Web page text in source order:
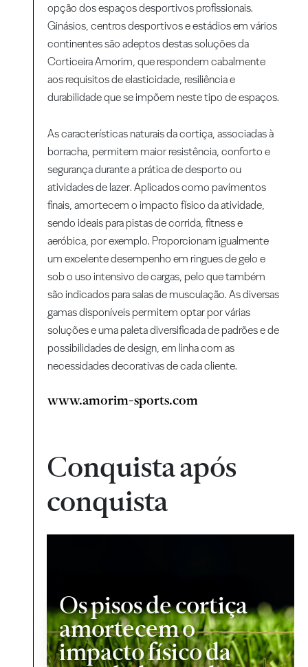
opção dos espaços desportivos profissionais.
Ginásios, centros desportivos e estádios em vários
continentes são adeptos destas soluções da
Corticeira Amorim, que respondem cabalmente
aos requisitos de elasticidade, resiliência e
durabilidade que se impõem neste tipo de espaços.
As características naturais da cortiça, associadas à
borracha, permitem maior resistência, conforto e
segurança durante a prática de desporto ou
atividades de lazer. Aplicados como pavimentos
finais, amortecem o impacto físico da atividade,
sendo ideais para pistas de corrida, fitness e
aeróbica, por exemplo. Proporcionam igualmente
um excelente desempenho em ringues de gelo e
sob o uso intensivo de cargas, pelo que também
são indicados para salas de musculação. As diversas
gamas disponíveis permitem optar por várias
soluções e uma paleta diversificada de padrões e de
possibilidades de design, em linha com as
necessidades decorativas de cada cliente.
www.amorim-sports.com
Conquista após
conquista
Os pisos de cortiça
amortecem o
impacto físico da